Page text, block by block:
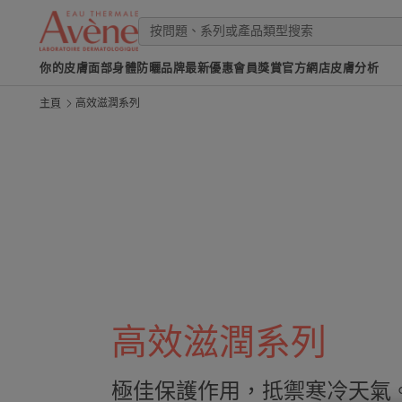
你的皮膚面部身體防曬品牌最新優惠會員獎賞官方網店皮膚分析
主頁 高效滋潤系列
高效滋潤系列
極佳保護作用，抵禦寒冷天氣